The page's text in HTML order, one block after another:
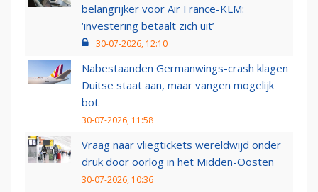
belangrijker voor Air France-KLM:
‘investering betaalt zich uit’
30-07-2026, 12:10
Nabestaanden Germanwings-crash klagen
Duitse staat aan, maar vangen mogelijk
bot
30-07-2026, 11:58
Vraag naar vliegtickets wereldwijd onder
druk door oorlog in het Midden-Oosten
30-07-2026, 10:36